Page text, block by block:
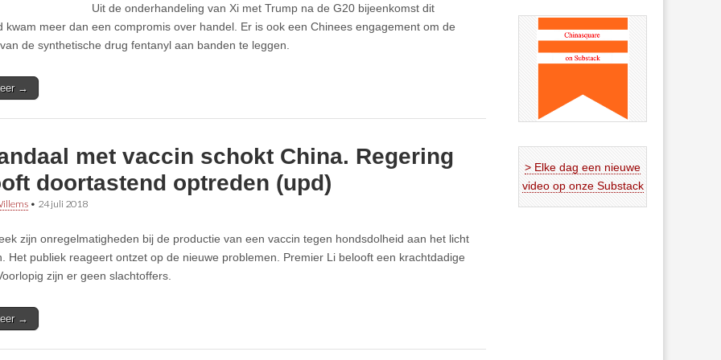
Uit de onderhandeling van Xi met Trump na de G20 bijeenkomst dit
kwam meer dan een compromis over handel. Er is ook een Chinees engagement om de
de synthetische drug fentanyl aan banden te leggen.
→
met vaccin schokt China. Regering
doortastend optreden (upd)
• 24 juli 2018
zijn onregelmatigheden bij de productie van een vaccin tegen hondsdolheid aan het licht
Het publiek reageert ontzet op de nieuwe problemen. Premier Li belooft een krachtdadige
zijn er geen slachtoffers.
→
> Elke dag een nieuwe
video op onze Substack